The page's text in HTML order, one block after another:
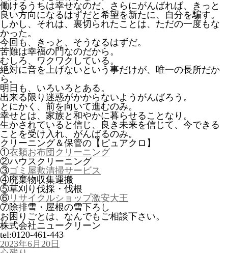
働けるうちは幸せなのだ、さらにがんばれば、きっと
良い方向になるはずだと希望を新たに、自分を騙す。
しかし、それは、裏切られたことは、ただの一度もな
かった。
今回も、きっと、そうなるはずだ。
苦難は幸福の門なのだから。
むしろ、ワクワクしている。
絶対に音を上げないという事だけが、唯一の長所だか
ら。
明日も、いろいろとある。
出来る限り迷惑がかからないようがんばろう。
とにかく、前を向いて進むのみ。
幸せとは、家族と和やかに暮らせることなり。
生かされていると信じ、良き未来を信じて、今できる
ことを受け入れ、がんばるのみ。
クリーニング＆保管の【ピュアクロ】
①衣類お布団クリーニング
②ハウスクリーニング
③ゴミ屋敷清掃サービス
④廃棄物収集運搬
⑤草刈り伐採・伐根
⑥ リサイクルショップ激安大王
⑦除排雪・屋根の雪下ろし
お困りごとは、なんでもご相談下さい。
株式会社ニュークリーン
tel:0120-461-443
投
2023年6月20日